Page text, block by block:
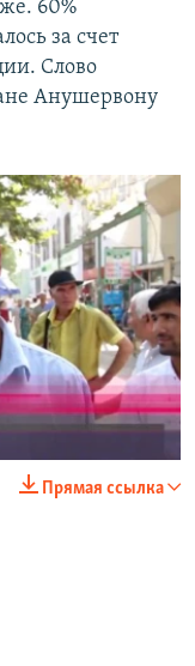
60%
за счет
Слово
Анушервону
available
Прямая ссылка